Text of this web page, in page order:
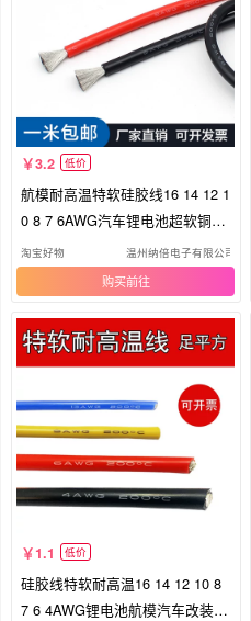
3.2 低价
航模耐高温特软硅胶线16 14 12 1
0 8 7 6AWG汽车锂电池超软铜芯
线
淘宝好物 温州纳倍电子有限公司
购买
1.1 低价
硅胶线特软耐高温16 14 12 10 8
7 6 4AWG锂电池航模汽车改装电